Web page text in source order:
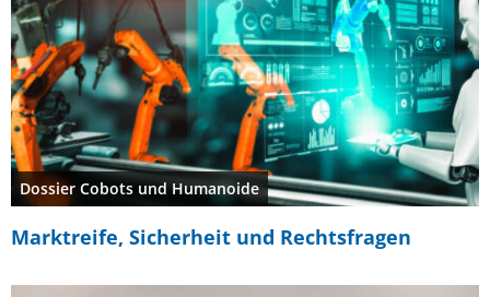
Dossier Cobots und Humanoide
Marktreife, Sicherheit und Rechtsfragen